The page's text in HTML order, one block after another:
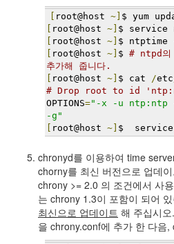
root@host ~] $ yum
root@host ~] $ service
root@host ~] $ ntptime
root@host ~] $ # ntpd의
추가해 줍니다.
root@host ~] $ cat /etc
# Drop root to id
OPTIONS="-x -u ntp:ntp
-g"
root@host ~] $
chronyd를 이용하여 time
chorny를 최신 버전으로 업데
chrony >= 2.0 의 조건에서 사
는 chrony 1.3이 포함이 되어
최신으로 업데이트 해 주십시
을 chrony.conf에 추가 한 다음
Mozilla
Trick
security